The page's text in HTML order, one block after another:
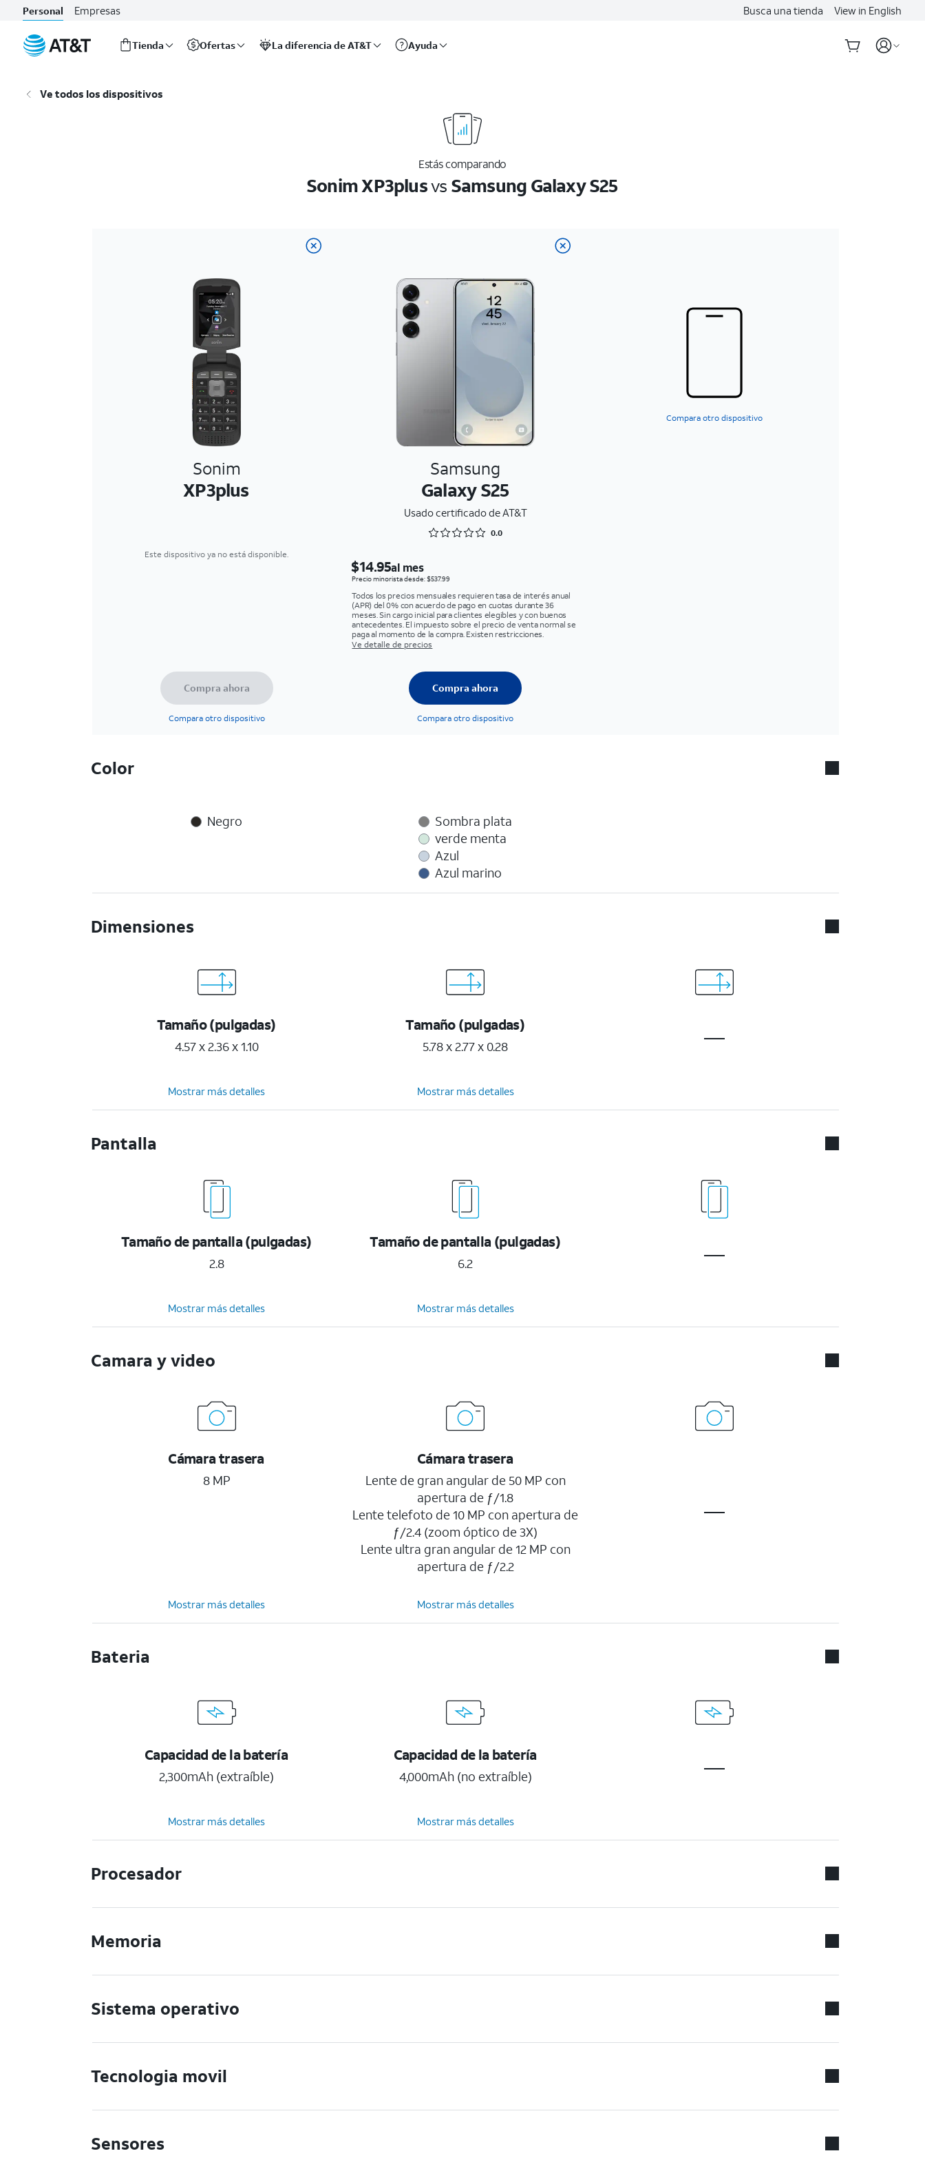
Personal Empresas Busca una tienda View in English
Tienda Ofertas La diferencia de AT&T Ayuda
Ve todos los dispositivos
Estás comparando
Sonim XP3plusvs Samsung Galaxy S25
Compara otro dispositivo
Sonim
XP3plus
Samsung
Galaxy S25
Usado certificado de AT&T
Rated 0 out of 5
0.0
Este dispositivo ya no está disponible.
$14.95al mes
Precio minorista desde: $537.99
Todos los precios mensuales requieren tasa de interés anual
(APR) del 0% con acuerdo de pago en cuotas durante 36
meses. Sin cargo inicial para clientes elegibles y con buenos
antecedentes. El impuesto sobre el precio de venta normal se
paga al momento de la compra. Existen restricciones.
Ve detalle de precios
Compra ahora
Compara otro dispositivo
Compra ahora
Compara otro dispositivo
Color
Negro
Sombra plata
verde menta
Azul
Azul marino
Dimensiones
Tamaño (pulgadas)
4.57 x 2.36 x 1.10
Tamaño (pulgadas)
5.78 x 2.77 x 0.28
Mostrar más detalles Mostrar más detalles
Pantalla
Tamaño de pantalla (pulgadas)
2.8
Tamaño de pantalla (pulgadas)
6.2
Mostrar más detalles Mostrar más detalles
Camara y video
Cámara trasera
8 MP
Cámara trasera
Lente de gran angular de 50 MP con
apertura de ƒ/1.8
Lente telefoto de 10 MP con apertura de
ƒ/2.4 (zoom óptico de 3X)
Lente ultra gran angular de 12 MP con
apertura de ƒ/2.2
Mostrar más detalles Mostrar más detalles
Bateria
Capacidad de la batería
2,300mAh (extraíble)
Capacidad de la batería
4,000mAh (no extraíble)
Mostrar más detalles Mostrar más detalles
Procesador
Memoria
Sistema operativo
Tecnologia movil
Sensores